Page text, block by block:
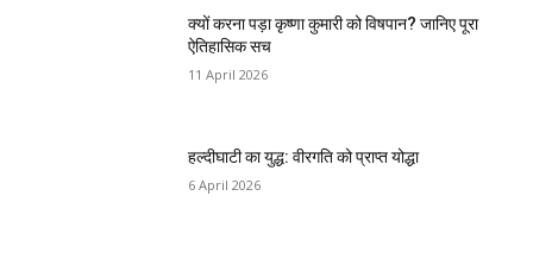
क्यों करना पड़ा कृष्णा कुमारी को विषपान? जानिए पूरा
ऐतिहासिक सच
11 April 2026
हल्दीघाटी का युद्ध: वीरगति को प्राप्त योद्धा
6 April 2026